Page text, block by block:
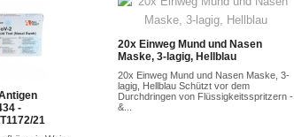
-
21
20x Einweg Mund und Nasen
Maske, 3-lagig, Hellblau
20x Einweg Mund und Nasen Maske, 3-
lagig, Hellblau Schützt vor dem
Durchdringen von Flüssigkeitsspritzern -
&...